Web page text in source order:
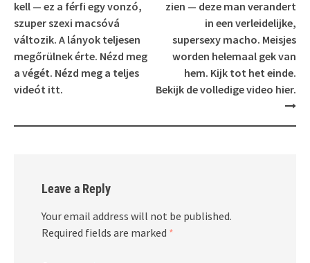
navigation
kell — ez a férfi egy vonzó,
szuper szexi macsóvá
változik. A lányok teljesen
megőrülnek érte. Nézd meg
a végét. Nézd meg a teljes
videót itt.
zien — deze man verandert
in een verleidelijke,
supersexy macho. Meisjes
worden helemaal gek van
hem. Kijk tot het einde.
Bekijk de volledige video hier.
Leave a Reply
Your email address will not be published.
Required fields are marked *